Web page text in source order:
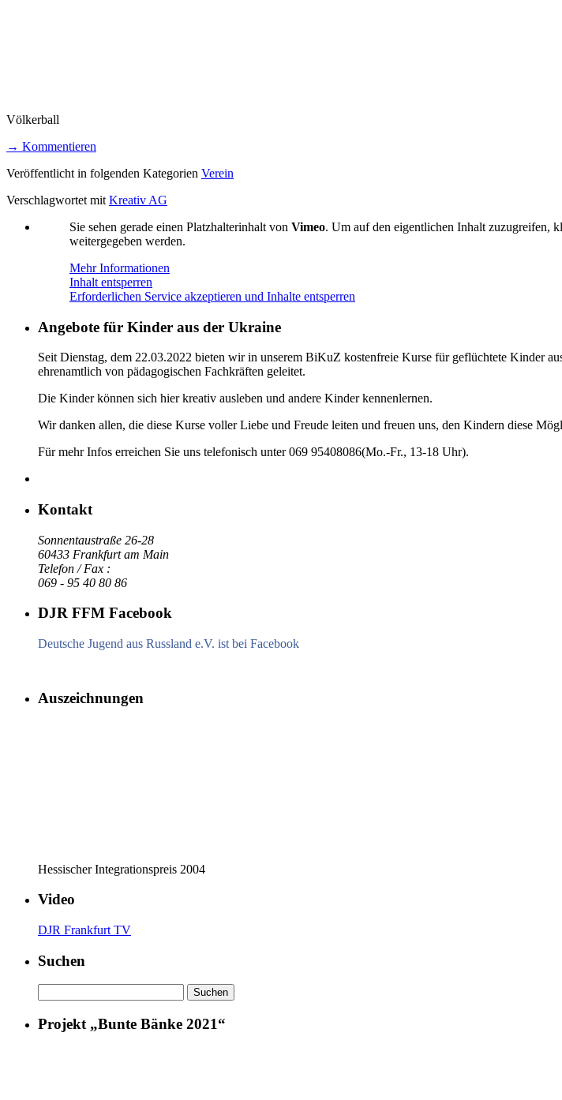
Völkerball
→ Kommentieren
Veröffentlicht in folgenden Kategorien Verein
Verschlagwortet mit Kreativ AG
Sie sehen gerade einen Platzhalterinhalt von Vimeo. Um auf den eigentlichen Inhalt zuzugreifen,
weitergegeben werden.
Mehr Informationen
Inhalt entsperren
Erforderlichen Service akzeptieren und Inhalte entsperren
Angebote für Kinder aus der Ukraine
Seit Dienstag, dem 22.03.2022 bieten wir in unserem BiKuZ kostenfreie Kurse für geflüchtete Kinder
ehrenamtlich von pädagogischen Fachkräften geleitet.
Die Kinder können sich hier kreativ ausleben und andere Kinder kennenlernen.
Wir danken allen, die diese Kurse voller Liebe und Freude leiten und freuen uns, den Kindern diese
Für mehr Infos erreichen Sie uns telefonisch unter 069 95408086(Mo.-Fr., 13-18 Uhr).
Kontakt
Sonnentaustraße 26-28
60433 Frankfurt am Main
Telefon / Fax :
069 - 95 40 80 86
DJR FFM Facebook
Deutsche Jugend aus Russland e.V. ist bei Facebook
Auszeichnungen
Hessischer Integrationspreis 2004
Video
DJR Frankfurt TV
Suchen
nach:
Projekt „Bunte Bänke 2021“